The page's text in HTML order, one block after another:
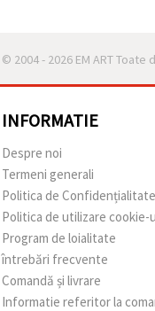
© 2004 - 2026 EM ART
INFORMATIE
Despre noi
Termeni generali
Politica de Confidențialitate
Politica de utilizare cookie-
Program de loialitate
întrebări frecvente
Comandă și livrare
Informatie referitor la